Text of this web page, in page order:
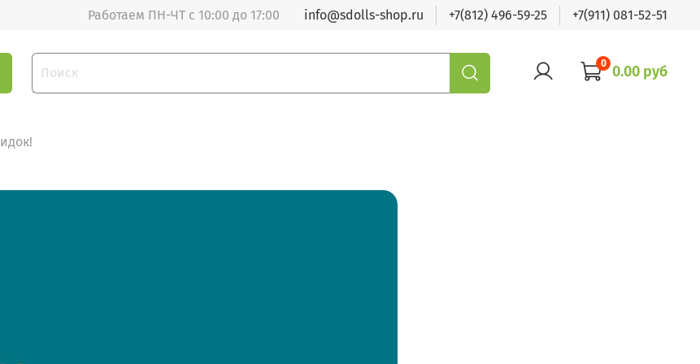
Работаем ПН-ЧТ с 10:00 до 17:00 info@sdolls-shop.ru +7(812) 496-59-25 +7(911) 081-52-51
0 0.00 руб